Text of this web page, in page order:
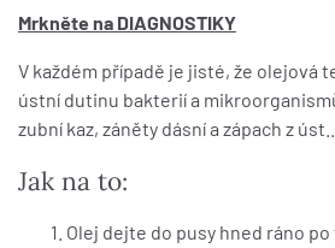
Mrkněte na DIAGNOSTIKY
V každém případě je jisté, že olejová
ústní dutinu bakterií a
zubní kaz, záněty dásní a zápach z úst..
Jak na to:
Olej dejte do pusy hned ráno